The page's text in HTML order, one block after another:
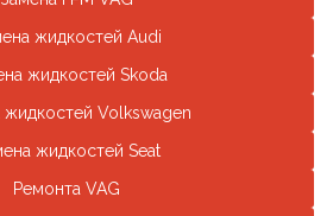
жидкостей Audi
жидкостей Skoda
жидкостей Volkswagen
жидкостей Seat
Ремонта VAG